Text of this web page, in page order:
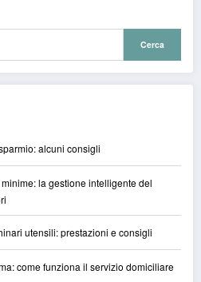
Cerca
alcuni consigli
la gestione intelligente del
utensili: prestazioni e consigli
come funziona il servizio domiciliare